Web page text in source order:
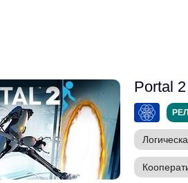
Portal 2